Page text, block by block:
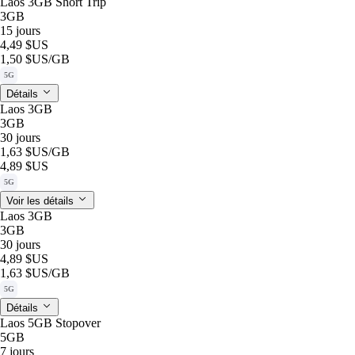
3GB
15 jours
4,49 $US
1,50 $US/GB
5G
Détails
Laos 3GB
3GB
30 jours
1,63 $US/GB
4,89 $US
5G
Voir les détails
Laos 3GB
3GB
30 jours
4,89 $US
1,63 $US/GB
5G
Détails
Laos 5GB Stopover
5GB
7 jours